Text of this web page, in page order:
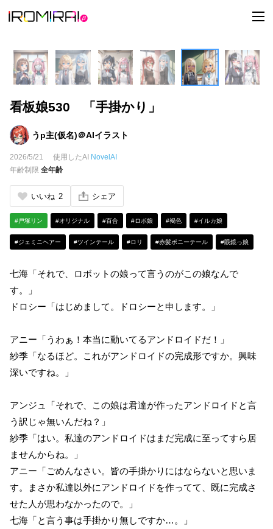
t
o
l
e
n
a
v
看板娘530 「手掛かり」
うp主(仮名)＠AIイラスト
2026/5/21 使用したAI NovelAI
年齢制限 全年齢
いいね 2 シェア
#戸塚リン #オリジナル #百合 #ロボ娘 #褐色 #イルカ娘
#ジェミニヘアー #ツインテール #ロリ #赤髪ポニーテール #眼鏡っ娘
七海「それで、ロボットの娘って言うのがこの娘なんで
す。」
ドロシー「はじめまして。ドロシーと申します。」
アニー「うわぁ！本当に動いてるアンドロイドだ！」
紗季「なるほど。これがアンドロイドの完成形ですか。興味
深いですね。」
アンジュ「それで、この娘は君達が作ったアンドロイドと言
う訳じゃ無いんだね？」
紗季「はい。私達のアンドロイドはまだ完成に至ってすら居
ませんからね。」
アニー「ごめんなさい。皆の手掛かりにはならないと思いま
す。まさか私達以外にアンドロイドを作ってて、既に完成さ
せた人が思わなかったので。」
七海「と言う事は手掛かり無しですか…。」